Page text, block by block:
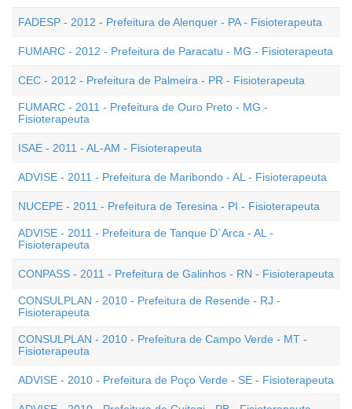
FADESP - 2012 - Prefeitura de Alenquer - PA - Fisioterapeuta
FUMARC - 2012 - Prefeitura de Paracatu - MG - Fisioterapeuta
CEC - 2012 - Prefeitura de Palmeira - PR - Fisioterapeuta
FUMARC - 2011 - Prefeitura de Ouro Preto - MG -
Fisioterapeuta
ISAE - 2011 - AL-AM - Fisioterapeuta
ADVISE - 2011 - Prefeitura de Maribondo - AL - Fisioterapeuta
NUCEPE - 2011 - Prefeitura de Teresina - PI - Fisioterapeuta
ADVISE - 2011 - Prefeitura de Tanque D`Arca - AL -
Fisioterapeuta
CONPASS - 2011 - Prefeitura de Galinhos - RN - Fisioterapeuta
CONSULPLAN - 2010 - Prefeitura de Resende - RJ -
Fisioterapeuta
CONSULPLAN - 2010 - Prefeitura de Campo Verde - MT -
Fisioterapeuta
ADVISE - 2010 - Prefeitura de Poço Verde - SE - Fisioterapeuta